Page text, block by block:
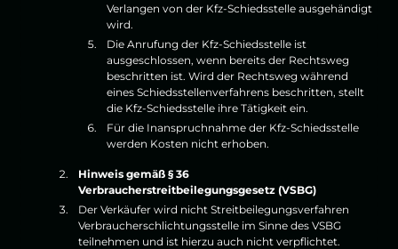
Verlangen von der Kfz-Schiedsstelle ausgehändigt
wird.
Die Anrufung der Kfz-Schiedsstelle ist
ausgeschlossen, wenn bereits der Rechtsweg
beschritten ist. Wird der Rechtsweg während
eines Schiedsstellenverfahrens beschritten, stellt
die Kfz-Schiedsstelle ihre Tätigkeit ein.
Für die Inanspruchnahme der Kfz-Schiedsstelle
werden Kosten nicht erhoben.
Hinweis gemäß § 36
Verbraucherstreitbeilegungsgesetz (VSBG)
Der Verkäufer wird nicht Streitbeilegungsverfahren
Verbraucherschlichtungsstelle im Sinne des VSBG
teilnehmen und ist hierzu auch nicht verpflichtet.